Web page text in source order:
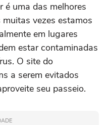
é uma das melhores
vezes estamos
em lugares
estar contaminadas
O site do
a serem evitados
seu passeio.